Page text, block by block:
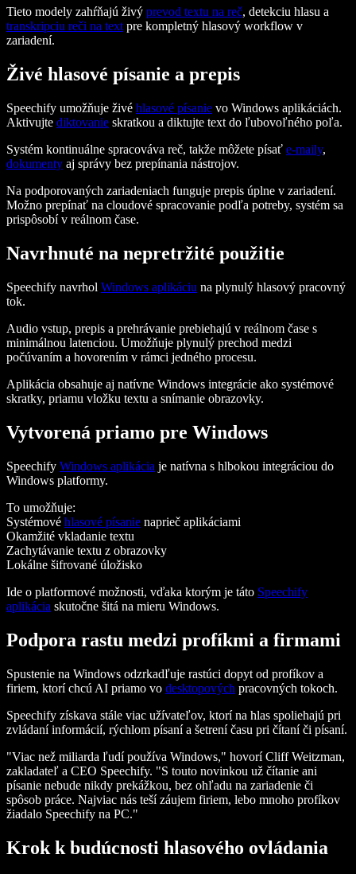
Tieto modely zahŕňajú živý prevod textu na reč, detekciu hlasu a
transkripciu reči na textpre kompletný hlasový workflow v
zariadení.
Živé hlasové písanie a prepis
Speechify umožňuje živé hlasové písanie vo Windows aplikáciách.
Aktivujte diktovanie skratkou a diktujte text do ľubovoľného poľa.
Systém kontinuálne spracováva reč, takže môžete písať e-maily,
dokumenty aj správy bez prepínania nástrojov.
Na podporovaných zariadeniach funguje prepis úplne v zariadení.
Možno prepínať na cloudové spracovanie podľa potreby, systém sa
prispôsobí v reálnom čase.
Navrhnuté na nepretržité použitie
Speechify navrhol Windows aplikáciu na plynulý hlasový pracovný
tok.
Audio vstup, prepis a prehrávanie prebiehajú v reálnom čase s
minimálnou latenciou. Umožňuje plynulý prechod medzi
počúvaním a hovorením v rámci jedného procesu.
Aplikácia obsahuje aj natívne Windows integrácie ako systémové
skratky, priamu vložku textu a snímanie obrazovky.
Vytvorená priamo pre Windows
Speechify Windows aplikácia je natívna s hlbokou integráciou do
Windows platformy.
To umožňuje:
Systémové hlasové písanie naprieč aplikáciami
Okamžité vkladanie textu
Zachytávanie textu z obrazovky
Lokálne šifrované úložisko
Ide o platformové možnosti, vďaka ktorým je táto Speechify
aplikácia skutočne šitá na mieru Windows.
Podpora rastu medzi profíkmi a firmami
Spustenie na Windows odzrkadľuje rastúci dopyt od profíkov a
firiem, ktorí chcú AI priamo vo desktopových pracovných tokoch.
Speechify získava stále viac užívateľov, ktorí na hlas spoliehajú pri
zvládaní informácií, rýchlom písaní a šetrení času pri čítaní či písaní.
"Viac než miliarda ľudí používa Windows," hovorí Cliff Weitzman,
zakladateľ a CEO Speechify. "S touto novinkou už čítanie ani
písanie nebude nikdy prekážkou, bez ohľadu na zariadenie či
spôsob práce. Najviac nás teší záujem firiem, lebo mnoho profíkov
žiadalo Speechify na PC."
Krok k budúcnosti hlasového ovládania